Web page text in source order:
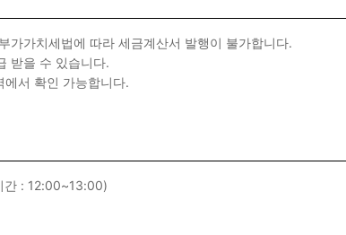
가가치세법에 따라 세금계산서 발행이 불가합니다.
받을 수 있습니다.
서 확인 가능합니다.
: 12:00~13:00)